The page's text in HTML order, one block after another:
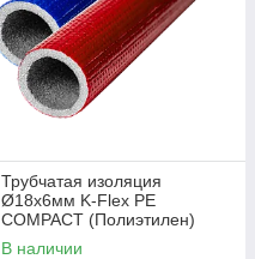
Трубчатая изоляция
Ø18х6мм K-Flex PE
COMPACT (Полиэтилен)
цвет: красный и синий
В наличии